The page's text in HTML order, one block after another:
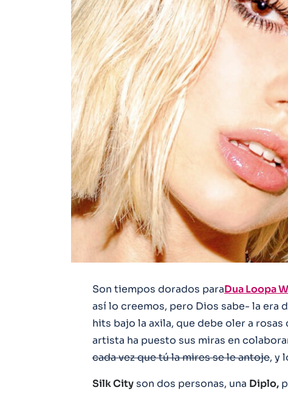
Son tiempos dorados paraDua Loopa
así lo creemos, pero Dios sabe- la era
hits bajo la axila, que debe oler a
artista ha puesto sus miras en
cada vez que tú la mires se le antoje, y
Silk Cityson dos personas, una Diplo,